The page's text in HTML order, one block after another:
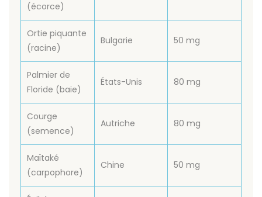
(écorce)
Ortie piquante
(racine)
Bulgarie 50 mg
Palmier de
Floride (baie)
États-Unis 80 mg
Courge
(semence)
Autriche 80 mg
Maïtaké
(carpophore)
Chine 50 mg